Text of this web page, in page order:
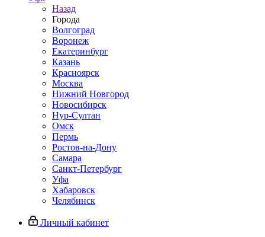
Назад
Города
Волгоград
Воронеж
Екатеринбург
Казань
Красноярск
Москва
Нижний Новгород
Новосибирск
Нур-Султан
Омск
Пермь
Ростов-на-Дону
Самара
Санкт-Петербург
Уфа
Хабаровск
Челябинск
Личный кабинет